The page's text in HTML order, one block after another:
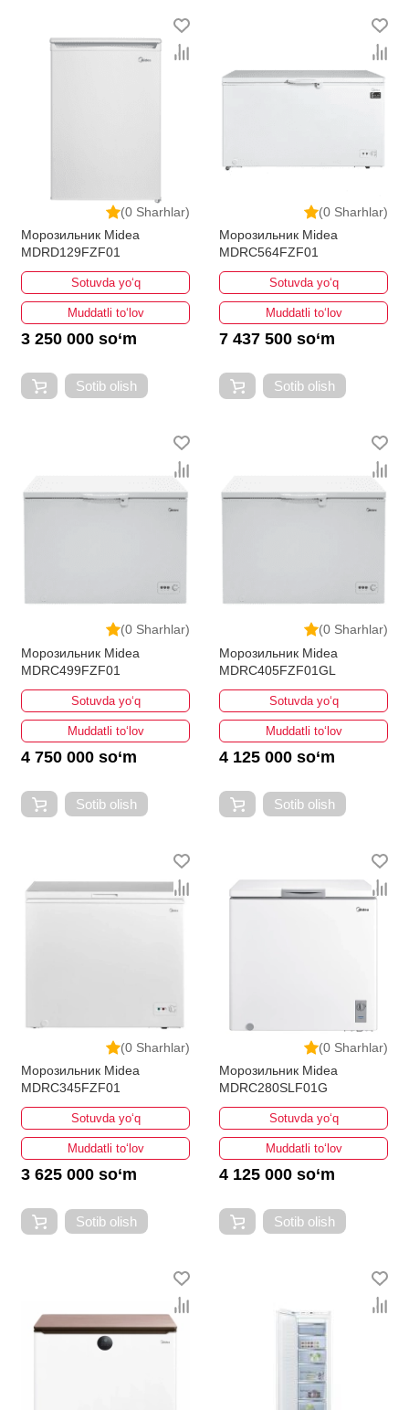
(0 Sharhlar)
Морозильник Midea
MDRD129FZF01
Sotuvda yo‘q
Muddatli to‘lov
3 250 000 so‘m
Sotib olish
(0 Sharhlar)
Морозильник Midea
MDRC564FZF01
Sotuvda yo‘q
Muddatli to‘lov
7 437 500 so‘m
Sotib olish
(0 Sharhlar)
Морозильник Midea
MDRC499FZF01
Sotuvda yo‘q
Muddatli to‘lov
4 750 000 so‘m
Sotib olish
(0 Sharhlar)
Морозильник Midea
MDRC405FZF01GL
Sotuvda yo‘q
Muddatli to‘lov
4 125 000 so‘m
Sotib olish
(0 Sharhlar)
Морозильник Midea
MDRC345FZF01
Sotuvda yo‘q
Muddatli to‘lov
3 625 000 so‘m
Sotib olish
(0 Sharhlar)
Морозильник Midea
MDRC280SLF01G
Sotuvda yo‘q
Muddatli to‘lov
4 125 000 so‘m
Sotib olish